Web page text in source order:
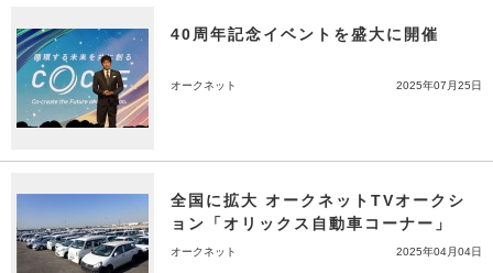
40周年記念イベントを盛大に開催
オークネット 2025年07月25日
全国に拡大 オークネットTVオークシ
ョン「オリックス自動車コーナー」
オークネット 2025年04月04日